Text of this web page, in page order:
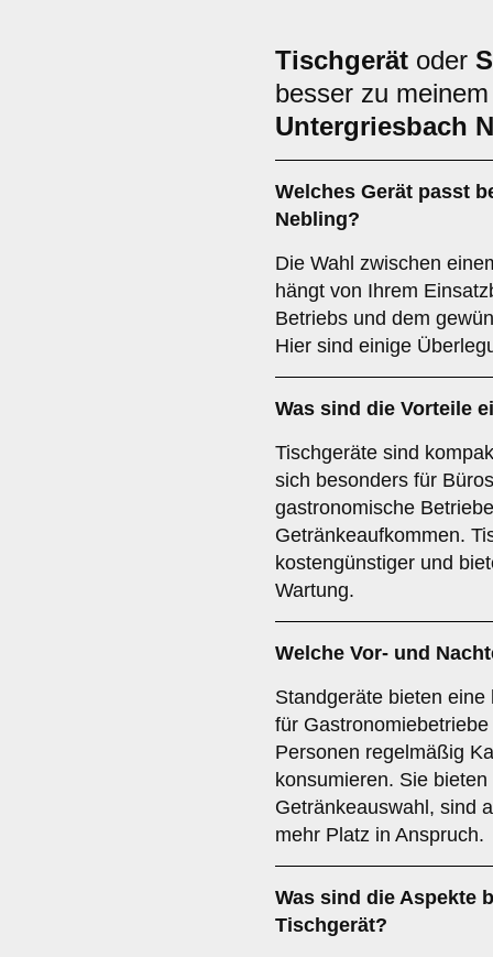
Tischgerät oder
besser zu
Untergriesbach
Welches Gerät passt
Nebling?
Die Wahl zwischen
hängt von Ihrem
Betriebs und dem
Hier sind einige
Was sind die Vorteile
Tischgeräte sind
sich besonders für
gastronomische
Getränkeaufkommen.
kostengünstiger und
Wartung.
Welche Vor- und
Standgeräte bieten
für
Personen regelmäßig
konsumieren. Sie
Getränkeauswahl, sind
mehr Platz in Anspruch.
Was sind die Aspekte
Tischgerät?